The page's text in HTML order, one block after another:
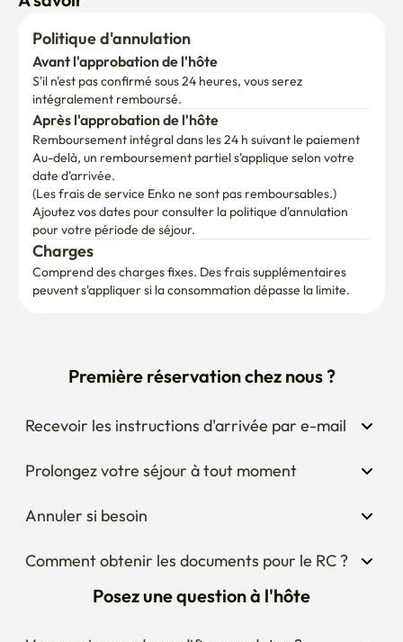
S'il n'est pas confirmé sous 24 heures, vous serez
intégralement remboursé.
Après l'approbation de l'hôte
Remboursement intégral dans les 24 h suivant le paiement
Au-delà, un remboursement partiel s'applique selon votre
date d'arrivée.
(Les frais de service Enko ne sont pas remboursables.)
Ajoutez vos dates pour consulter la politique d'annulation
pour votre période de séjour.
Charges
Comprend des charges fixes. Des frais supplémentaires
peuvent s'appliquer si la consommation dépasse la limite.
Recevoir les instructions d'arrivée par e-mail
Prolongez votre séjour à tout moment
Annuler si besoin
Comment obtenir les documents pour le RC ?
Posez une question à l'hôte
Vous envisagez de modifier vos dates ?